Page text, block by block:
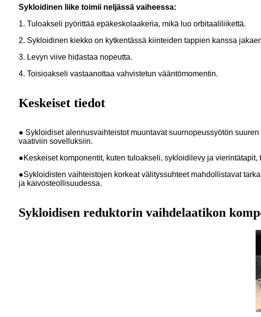
Sykloidinen liike toimii neljässä vaiheessa:
1. Tuloakseli pyörittää epäkeskolaakeria, mikä luo orbitaaliliikettä.
2. Sykloidinen kiekko on kytkentässä kiinteiden tappien kanssa
3. Levyn viive hidastaa nopeutta.
4. Toisioakseli vastaanottaa vahvistetun vääntömomentin.
Keskeiset tiedot
● Sykloidiset alennusvaihteistot muuntavat suurnopeussyötön
vaativiin sovelluksiin.
●Keskeiset komponentit, kuten tuloakseli, sykloidilevy ja
●Sykloidisten vaihteistojen korkeat välityssuhteet mahdollistavat
ja kaivosteollisuudessa.
Sykloidisen reduktorin vaihdelaatikon